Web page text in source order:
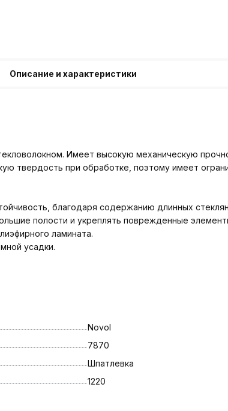
Описание и характеристики
Имеет высокую механическую
твердость при обработке, поэтому имеет
благодаря содержанию длинных
полости и укреплять поврежденные
ламината.
усадки.
Novol
7870
Шпатлевка
1220